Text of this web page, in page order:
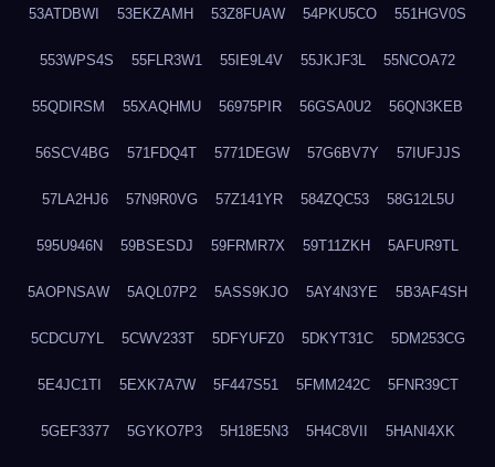
53ATDBWI 53EKZAMH 53Z8FUAW 54PKU5CO 551HGV0S
553WPS4S 55FLR3W1 55IE9L4V 55JKJF3L 55NCOA72
55QDIRSM 55XAQHMU 56975PIR 56GSA0U2 56QN3KEB
56SCV4BG 571FDQ4T 5771DEGW 57G6BV7Y 57IUFJJS
57LA2HJ6 57N9R0VG 57Z141YR 584ZQC53 58G12L5U
595U946N 59BSESDJ 59FRMR7X 59T11ZKH 5AFUR9TL
5AOPNSAW 5AQL07P2 5ASS9KJO 5AY4N3YE 5B3AF4SH
5CDCU7YL 5CWV233T 5DFYUFZ0 5DKYT31C 5DM253CG
5E4JC1TI 5EXK7A7W 5F447S51 5FMM242C 5FNR39CT
5GEF3377 5GYKO7P3 5H18E5N3 5H4C8VII 5HANI4XK